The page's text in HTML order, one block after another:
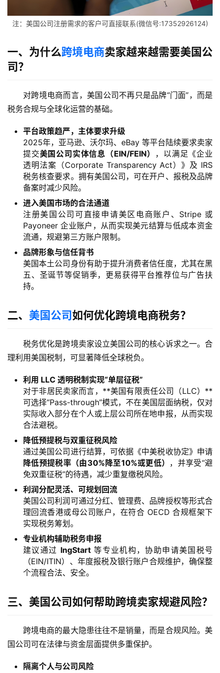
注：美国公司注册需求的客户可直接联系(微信号:17352926124)
一、为什么跨境电商卖家越来越需要美国公
司？
对跨境电商而言，美国公司不再只是品牌“门面”，而是
税务合规与全球化运营的基础。
平台政策趋严，主体要求升级
2025年，亚马逊、沃尔玛、eBay 等平台陆续要求卖家
提交美国公司实体信息（EIN/FEIN） ，以满足《企业
透明法案（Corporate Transparency Act）》及 IRS
税务核查要求。拥有美国公司，可在开户、报税及品牌
备案时减少风险。
进入美国市场的合法通道
注册美国公司可直接申请美区电商账户、Stripe 或
Payoneer 企业账户，从而实现美元结算与低成本资金
流通，规避第三方账户限制。
品牌形象与信任背书
美国本土公司身份有助于提升消费者信任度，尤其在黑
五、圣诞节等促销季，更易获得平台推荐位与广告扶
持。
二、 美国公司如何优化跨境电商税务？
税务优化是跨境卖家设立美国公司的核心诉求之一。合
理利用美国税制，可显著降低全球税负。
利用 LLC 透明税制实现“单层征税”
对于非居民卖家而言，**美国有限责任公司（LLC）**
可选择“Pass-through”模式，不在美国层面纳税，仅对
实际收入部分在个人或上层公司所在地申报，从而实现
合法避税。
降低预提税与双重征税风险
通过美国公司进行结算，可依据《中美税收协定》申请
降低预提税率（由30%降至10%或更低） ，并享受“避
免双重征税”的待遇，减少重复缴税风险。
利润分配灵活、可规划回流
美国公司利润可通过分红、管理费、品牌授权等形式合
理回流香港或母公司账户，在符合 OECD 合规框架下
实现税务筹划。
专业机构辅助税务申报
建议通过 IngStart等专业机构，协助申请美国税号
（EIN/ITIN）、年度报税及银行账户合规维护，确保整
个流程合法、安全。
三、美国公司如何帮助跨境卖家规避风险？
跨境电商的最大隐患往往不是销量，而是合规风险。美
国公司可在法律与资金层面提供多重保护。
隔离个人与公司风险